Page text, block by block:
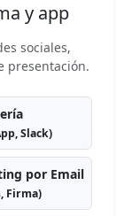
y app
sociales,
presentación.
Slack)
por Email
Firma)